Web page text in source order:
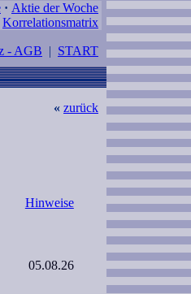
· Aktie der Woche
Korrelationsmatrix
« zurück
- AGB | START
Hinweise
05.08.26